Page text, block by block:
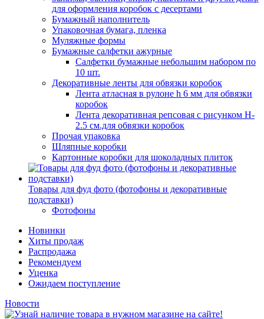
для оформления коробок с десертами
Бумажный наполнитель
Упаковочная бумага, пленка
Муляжные формы
Бумажные салфетки ажурные
Салфетки бумажные небольшим набором по
10 шт.
Декоративные ленты для обвязки коробок
Лента атласная в рулоне h 6 мм для обвязки
коробок
Лента декоративная репсовая с рисунком H-
2.5 см.для обвязки коробок
Прочая упаковка
Шляпные коробки
Картонные коробки для шоколадных плиток
Товары для фуд фото (фотофоны и декоративные
подставки)
Фотофоны
Новинки
Хиты продаж
Распродажа
Рекомендуем
Уценка
Ожидаем поступление
Новости